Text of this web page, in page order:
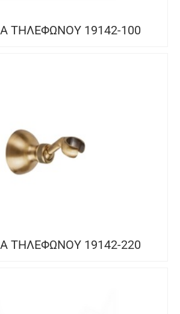
ΤΗΛΕΦΩΝΟΥ 19142-100
ΤΗΛΕΦΩΝΟΥ 19142-220